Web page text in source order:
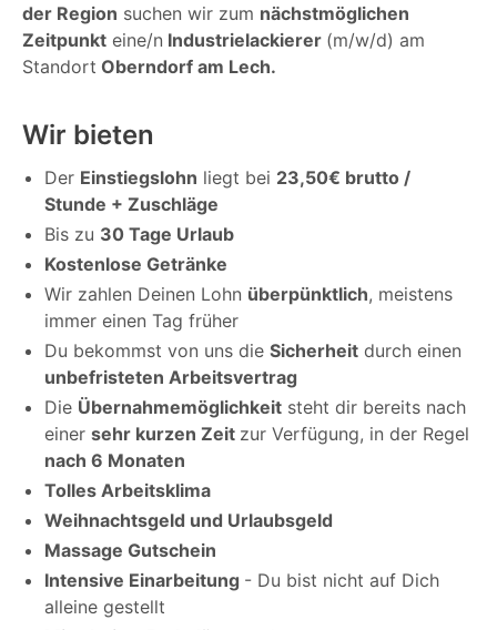
der Region suchen wir zum nächstmöglichen
Zeitpunkt eine/n Industrielackierer (m/w/d) am
Standort Oberndorf am Lech.
Wir bieten
Der Einstiegslohn liegt bei 23,50€ brutto /
Stunde + Zuschläge
Bis zu 30 Tage Urlaub
Kostenlose Getränke
Wir zahlen Deinen Lohn überpünktlich, meistens
immer einen Tag früher
Du bekommst von uns die Sicherheit durch einen
unbefristeten Arbeitsvertrag
Die Übernahmemöglichkeit steht dir bereits nach
einer sehr kurzen Zeit zur Verfügung, in der Regel
nach 6 Monaten
Tolles Arbeitsklima
Weihnachtsgeld und Urlaubsgeld
Massage Gutschein
Intensive Einarbeitung - Du bist nicht auf Dich
alleine gestellt